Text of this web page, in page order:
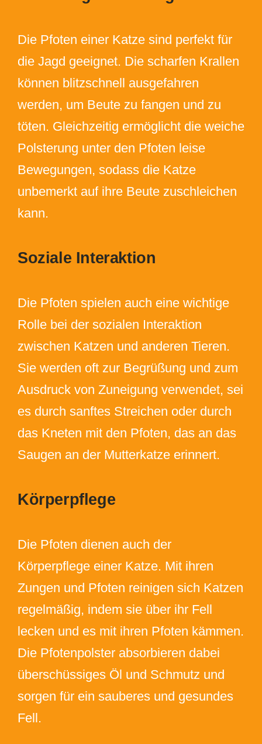
Die Pfoten einer Katze sind perfekt für
die Jagd geeignet. Die scharfen Krallen
können blitzschnell ausgefahren
werden, um Beute zu fangen und zu
töten. Gleichzeitig ermöglicht die weiche
Polsterung unter den Pfoten leise
Bewegungen, sodass die Katze
unbemerkt auf ihre Beute zuschleichen
kann.
Soziale Interaktion
Die Pfoten spielen auch eine wichtige
Rolle bei der sozialen Interaktion
zwischen Katzen und anderen Tieren.
Sie werden oft zur Begrüßung und zum
Ausdruck von Zuneigung verwendet, sei
es durch sanftes Streichen oder durch
das Kneten mit den Pfoten, das an das
Saugen an der Mutterkatze erinnert.
Körperpflege
Die Pfoten dienen auch der
Körperpflege einer Katze. Mit ihren
Zungen und Pfoten reinigen sich Katzen
regelmäßig, indem sie über ihr Fell
lecken und es mit ihren Pfoten kämmen.
Die Pfotenpolster absorbieren dabei
überschüssiges Öl und Schmutz und
sorgen für ein sauberes und gesundes
Fell.